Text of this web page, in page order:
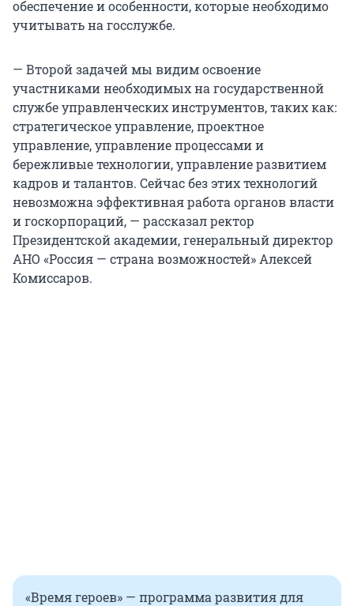
обеспечение и особенности, которые необходимо
учитывать на госслужбе.
— Второй задачей мы видим освоение
участниками необходимых на государственной
службе управленческих инструментов, таких как:
стратегическое управление, проектное
управление, управление процессами и
бережливые технологии, управление развитием
кадров и талантов. Сейчас без этих технологий
невозможна эффективная работа органов власти
и госкорпораций, — рассказал ректор
Президентской академии, генеральный директор
АНО «Россия — страна возможностей» Алексей
Комиссаров.
«Время героев» — программа развития для